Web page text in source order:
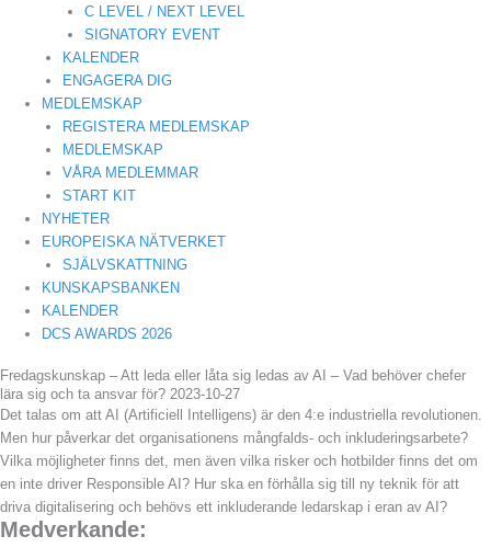
C LEVEL / NEXT LEVEL
SIGNATORY EVENT
KALENDER
ENGAGERA DIG
MEDLEMSKAP
REGISTERA MEDLEMSKAP
MEDLEMSKAP
VÅRA MEDLEMMAR
START KIT
NYHETER
EUROPEISKA NÄTVERKET
SJÄLVSKATTNING
KUNSKAPSBANKEN
KALENDER
DCS AWARDS 2026
Fredagskunskap – Att leda eller låta sig ledas av AI – Vad behöver chefer
lära sig och ta ansvar för? 2023-10-27
Det talas om att AI (Artificiell Intelligens) är den 4:e industriella revolutionen.
Men hur påverkar det organisationens mångfalds- och inkluderingsarbete?
Vilka möjligheter finns det, men även vilka risker och hotbilder finns det om
en inte driver Responsible AI? Hur ska en förhålla sig till ny teknik för att
driva digitalisering och behövs ett inkluderande ledarskap i eran av AI?
Medverkande: